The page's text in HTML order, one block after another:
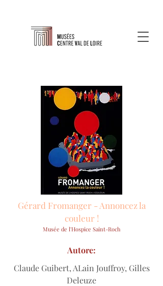
Gérard Fromanger - Annoncez la
couleur !
Musée de l'Hospice Saint-Roch
Claude Guibert, ALain Jouffroy, Gilles
Deleuze
Autore: